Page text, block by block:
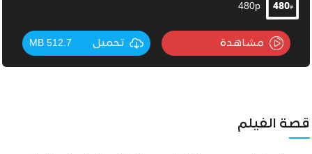
480p
مشاهدة تحميل 512.7 MB
قصة الفيلم